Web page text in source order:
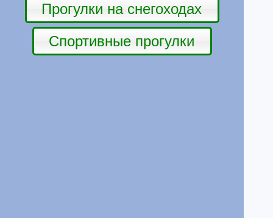
Прогулки на снегоходах
Спортивные прогулки